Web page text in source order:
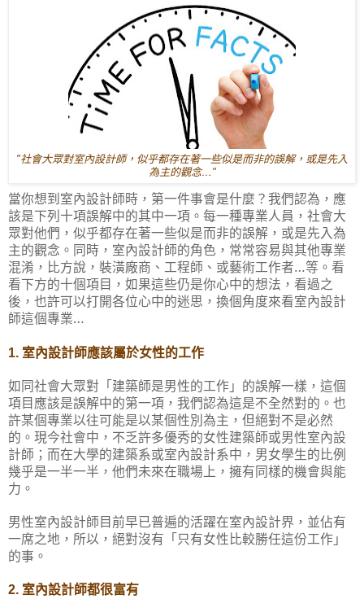
"社會大眾對室內設計師，似乎都存在著一些似是而非的誤解，或是先入
為主的觀念…"
當你想到室內設計師時，第一件事會是什麼？我們認為，應
該是下列十項誤解中的其中一項。每一種專業人員，社會大
眾對他們，似乎都存在著一些似是而非的誤解，或是先入為
主的觀念。同時，室內設計師的角色，常常容易與其他專業
混淆，比方說，裝潢廠商、工程師、或藝術工作者…等。看
看下方的十個項目，如果這些仍是你心中的想法，看過之
後，也許可以打開各位心中的迷思，換個角度來看室內設計
師這個專業…
1. 室內設計師應該屬於女性的工作
如同社會大眾對「建築師是男性的工作」的誤解一樣，這個
項目應該是誤解中的第一項，我們認為這是不全然對的。也
許某個專業以往可能是以某個性別為主，但絕對不是必然
的。現今社會中，不乏許多優秀的女性建築師或男性室內設
計師；而在大學的建築系或室內設計系中，男女學生的比例
幾乎是一半一半，他們未來在職場上，擁有同樣的機會與能
力。
男性室內設計師目前早已普遍的活躍在室內設計界，並佔有
一席之地，所以，絕對沒有「只有女性比較勝任這份工作」
的事。
2. 室內設計師都很富有